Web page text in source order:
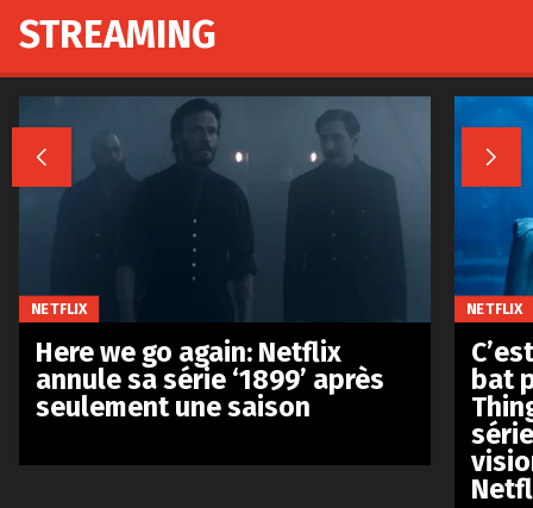
STREAMING
 
NETFLIX
Here we go again: Netflix
annule sa série ‘1899’ après
seulement une saison
NETFLIX
bat